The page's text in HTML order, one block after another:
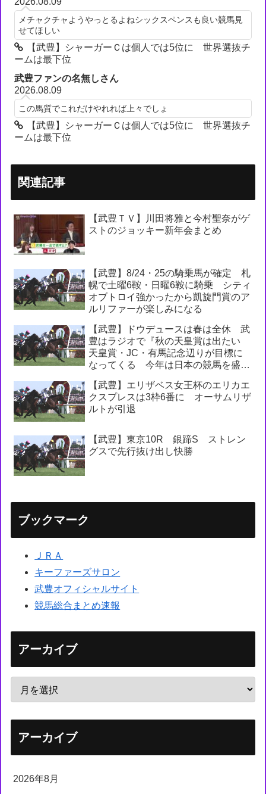
メチャクチャようやっとるよねシックスペンスも良い競馬見
せてほしい
【武豊】シャーガーＣは個人では5位に 世界選抜チ
ームは最下位
武豊ファンの名無しさん
2026.08.09
この馬質でこれだけやれれば上々でしょ
【武豊】シャーガーＣは個人では5位に 世界選抜チ
ームは最下位
関連記事
【武豊ＴＶ】川田将雅と今村聖奈がゲ
ストのジョッキー新年会まとめ
【武豊】8/24・25の騎乗馬が確定 札
幌で土曜6鞍・日曜6鞍に騎乗 シティ
オブトロイ強かったから凱旋門賞のア
ルリファーが楽しみになる
【武豊】ドウデュースは春は全休 武
豊はラジオで『秋の天皇賞は出たい
天皇賞・JC・有馬記念辺りが目標に
なってくる 今年は日本の競馬を盛り
【武豊】エリザベス女王杯のエリカエ
クスプレスは3枠6番に オーサムリザ
ルトが引退
【武豊】東京10R 銀蹄S ストレン
グスで先行抜け出し快勝
ブックマーク
ＪＲＡ
キーファーズサロン
武豊オフィシャルサイト
競馬総合まとめ速報
アーカイブ
アーカイブ
2026年8月